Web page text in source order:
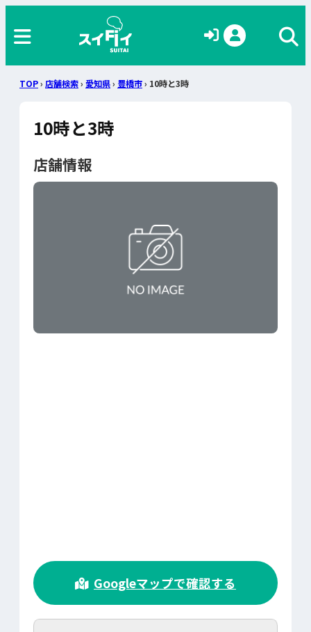
TOP› 店舗検索› 愛知県› 豊橋市› 10時と3時
10時と3時
店舗情報
>
Googleマップで確認する